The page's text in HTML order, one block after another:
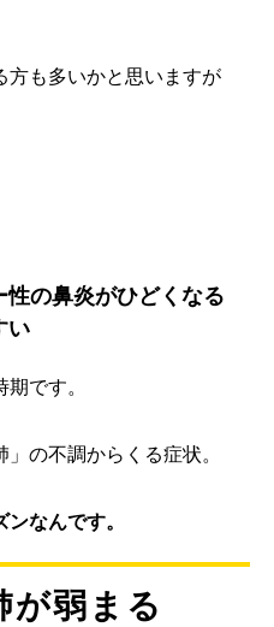
方も多いかと思いますが
の鼻炎がひどくなる
い
です。
の不調からくる症状。
なんです。
が弱まる